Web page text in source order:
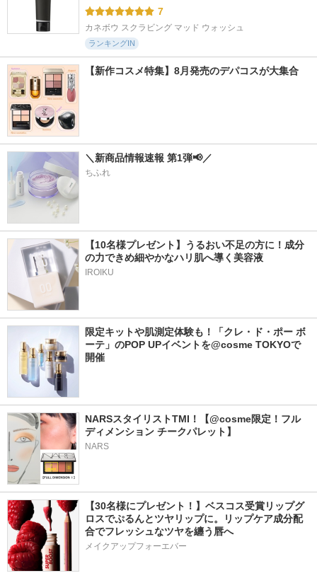
7
カネボウ スクラビング マッド ウォッシュ
ランキングIN
【新作コスメ特集】8月発売のデパコスが大集合
＼新商品情報速報 第1弾📢／
ちふれ
【10名様プレゼント】うるおい不足の方に！成分
の力できめ細やかなハリ肌へ導く美容液
IROIKU
限定キットや肌測定体験も！「クレ・ド・ポー ボ
ーテ」のPOP UPイベントを@cosme TOKYOで
開催
NARSスタイリストTMI！【@cosme限定！フル
ディメンション チークパレット】
NARS
【30名様にプレゼント！】ベスコス受賞リップグ
ロスでぷるんとツヤリップに。リップケア成分配
合でフレッシュなツヤを纏う唇へ
メイクアップフォーエバー